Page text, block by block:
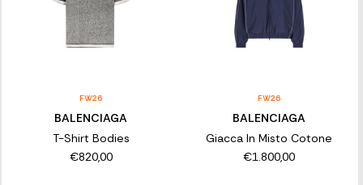
FW26
BALENCIAGA
T-Shirt Bodies
€820,00
FW26
BALENCIAGA
Giacca In Misto Cotone
€1.800,00